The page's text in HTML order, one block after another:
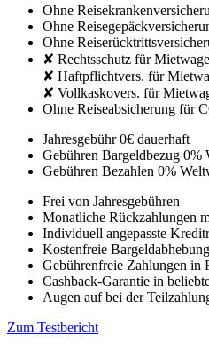
Ohne
Ohne
Ohne
✘ Rechtsschutz für
✘ Haftpflichtvers. für
✘ Vollkaskovers. für
Ohne Reiseabsicherung für
Jahresgebühr 0€ dauerhaft
Gebühren Bargeldbezug 0%
Gebühren Bezahlen 0%
Frei von Jahresgebühren
Monatliche Rückzahlungen
Individuell angepasste
Kostenfreie
Gebührenfreie Zahlungen in
Cashback-Garantie in
Augen auf bei der
Zum Testbericht